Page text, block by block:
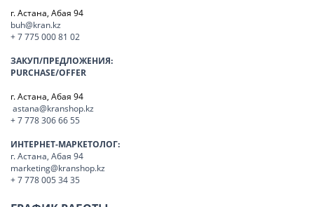
г. Астана, Абая 94
buh@kran.kz
+ 7 775 000 81 02
ЗАКУП/ПРЕДЛОЖЕНИЯ:
PURCHASE/OFFER
г. Астана, Абая 94
astana@kranshop.kz
+ 7 778 306 66 55
ИНТЕРНЕТ-МАРКЕТОЛОГ:
г. Астана, Абая 94
marketing@kranshop.kz
+ 7 778 005 34 35